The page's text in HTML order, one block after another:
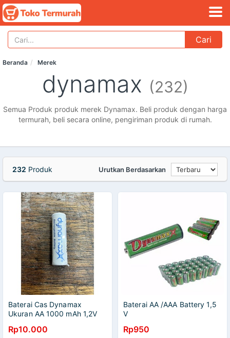
Cari
Beranda Merek
dynamax (232)
Semua Produk produk merek Dynamax. Beli produk dengan harga
termurah, beli secara online, pengiriman produk di rumah.
232 Produk Urutkan Berdasarkan
Baterai Cas Dynamax
Ukuran AA 1000 mAh 1,2V
Rp10.000
Baterai AA /AAA Battery 1,5
V
Rp950